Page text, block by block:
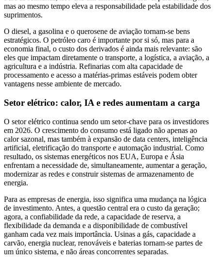
mas ao mesmo tempo eleva a responsabilidade pela estabilidade dos
suprimentos.
O diesel, a gasolina e o querosene de aviação tornam-se bens
estratégicos. O petróleo caro é importante por si só, mas para a
economia final, o custo dos derivados é ainda mais relevante: são
eles que impactam diretamente o transporte, a logística, a aviação, a
agricultura e a indústria. Refinarias com alta capacidade de
processamento e acesso a matérias-primas estáveis podem obter
vantagens nesse ambiente de mercado.
Setor elétrico: calor, IA e redes aumentam a carga
O setor elétrico continua sendo um setor-chave para os investidores
em 2026. O crescimento do consumo está ligado não apenas ao
calor sazonal, mas também à expansão de data centers, inteligência
artificial, eletrificação do transporte e automação industrial. Como
resultado, os sistemas energéticos nos EUA, Europa e Ásia
enfrentam a necessidade de, simultaneamente, aumentar a geração,
modernizar as redes e construir sistemas de armazenamento de
energia.
Para as empresas de energia, isso significa uma mudança na lógica
de investimento. Antes, a questão central era o custo da geração;
agora, a confiabilidade da rede, a capacidade de reserva, a
flexibilidade da demanda e a disponibilidade de combustível
ganham cada vez mais importância. Usinas a gás, capacidade a
carvão, energia nuclear, renováveis e baterias tornam-se partes de
um único sistema, e não áreas concorrentes separadas.